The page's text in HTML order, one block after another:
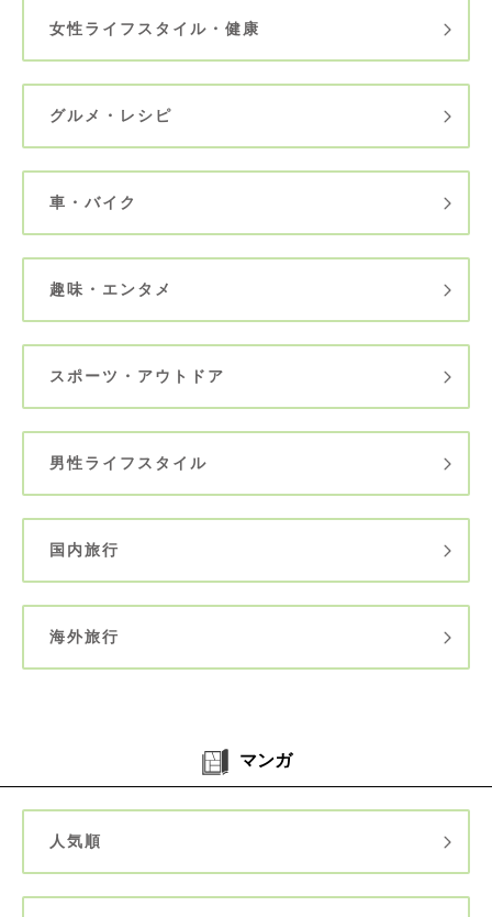
女性ライフスタイル・健康
グルメ・レシピ
車・バイク
趣味・エンタメ
スポーツ・アウトドア
男性ライフスタイル
国内旅行
海外旅行
マンガ
人気順